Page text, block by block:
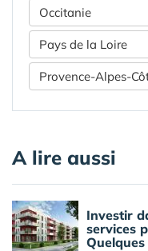
Occitanie
Pays de la Loire
Provence-Alpes-
A lire aussi
Investir
services